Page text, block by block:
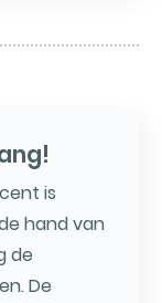
is
hand van
de
De